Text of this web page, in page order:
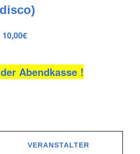
10,00€
Abendkasse !
VERANSTALTER